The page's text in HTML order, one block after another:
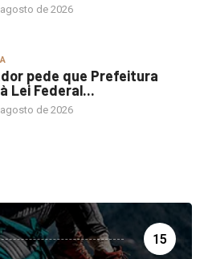
de 2026
pede que Prefeitura
Lei Federal...
de 2026
15